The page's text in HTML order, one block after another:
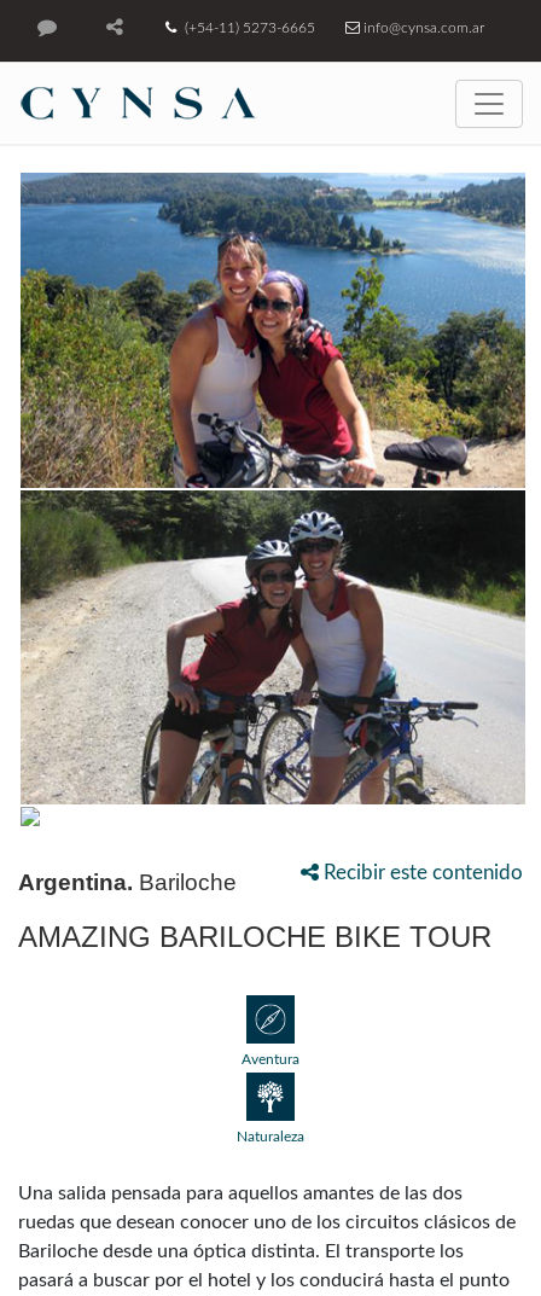
(+54-11) 5273-6665 info@cynsa.com.ar
Recibir este contenido
Argentina. Bariloche
AMAZING BARILOCHE BIKE TOUR
Aventura
Naturaleza
Una salida pensada para aquellos amantes de las dos
ruedas que desean conocer uno de los circuitos clásicos de
Bariloche desde una óptica distinta. El transporte los
pasará a buscar por el hotel y los conducirá hasta el punto